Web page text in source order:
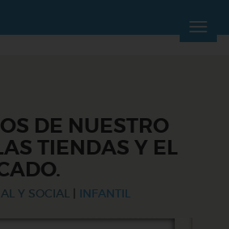
DE NUESTRO
TIENDAS Y EL
Y SOCIAL INFANTIL